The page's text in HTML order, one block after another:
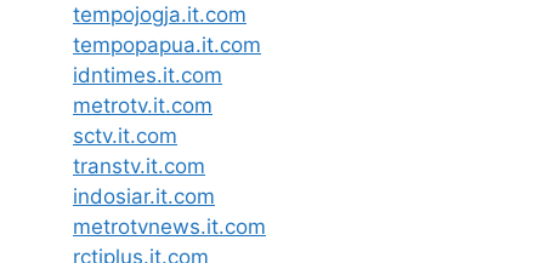
tempojogja.it.com
tempopapua.it.com
idntimes.it.com
metrotv.it.com
sctv.it.com
transtv.it.com
indosiar.it.com
metrotvnews.it.com
rctiplus.it.com